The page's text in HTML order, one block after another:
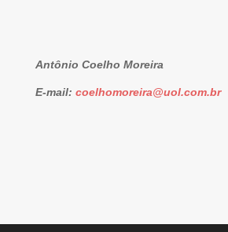
Antônio Coelho Moreira
E-mail: coelhomoreira@uol.com.br